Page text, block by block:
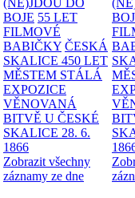
BOJE 55 LET
FILMOVÉ
BABIČKY ČESKÁ
SKALICE 450 LET
MĚSTEM STÁLÁ
EXPOZICE
VĚNOVANÁ
BITVĚ U ČESKÉ
SKALICE 28. 6.
1866
Zobrazit všechny
záznamy ze dne